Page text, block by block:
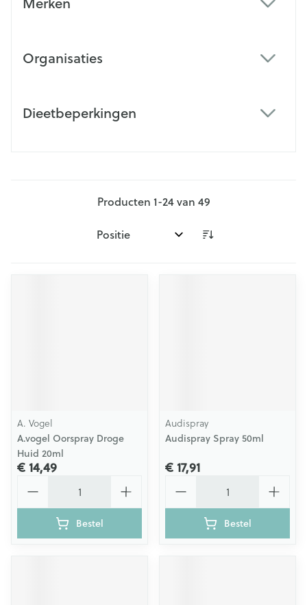
Organisaties
Dieetbeperkingen
Producten 1-24van 49
Sorteer op:
A. Vogel
A.vogel Oorspray Droge
Huid 20ml
€ 14,49
Bestel
Audispray
Audispray Spray 50ml
€ 17,91
Bestel